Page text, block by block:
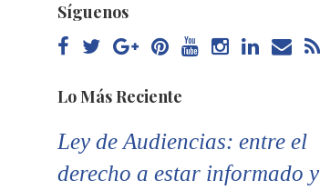
Síguenos
Lo Más Reciente
Ley de Audiencias: entre el
derecho a estar informado y